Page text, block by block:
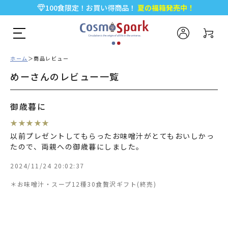
100食限定！お買い得商品！ 夏の福箱発売中！
5,000円以上のお買い物で全国一律送料無料♪
新規会員登録で今すぐ使える500ポイント プレゼント！
ホーム 商品レビュー
めーさんのレビュー一覧
御歳暮に
★ ★★ ★★
以前プレゼントしてもらったお味噌汁がとてもおいしかっ
たので、両親への御歳暮にしました。
2024/11/24 20:02:37
＊お味噌汁・スープ12種30食贅沢ギフト